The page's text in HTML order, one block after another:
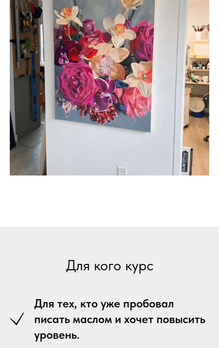
Для кого курс
Для тех, кто уже пробовал
писать маслом и хочет повысить
уровень.